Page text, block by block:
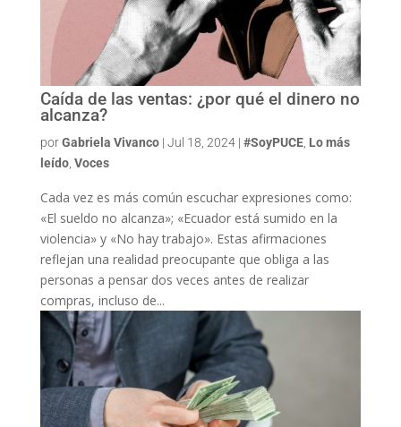
Caída de las ventas: ¿por qué el dinero no
alcanza?
porGabriela Vivanco| Jul 18, 2024| #SoyPUCE, Lo más
leído, Voces
Cada vez es más común escuchar expresiones como:
«El sueldo no alcanza»; «Ecuador está sumido en la
violencia» y «No hay trabajo». Estas afirmaciones
reflejan una realidad preocupante que obliga a las
personas a pensar dos veces antes de realizar
compras, incluso de...